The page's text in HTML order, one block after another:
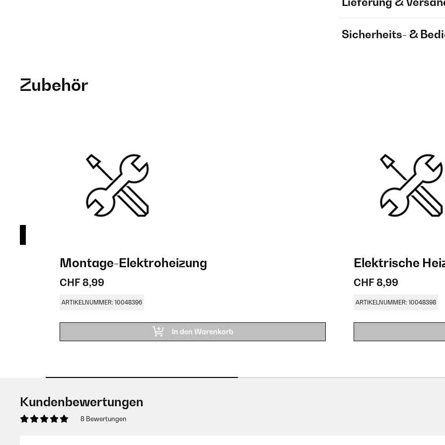
Sicherheits- &
Zubehör
Montage-Elektroheizung
CHF 8,99
ARTIKELNUMMER: 10048396
In den Warenkorb
Elektrische
CHF 8,99
ARTIKELNUMMER: 10048398
Kundenbewertungen
8 Bewertungen